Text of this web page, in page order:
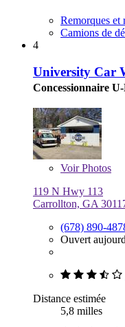
Remorques et
Camions de
4
University Car
Concessionnaire
VoirPhotos
119 N Hwy 113
Carrollton, GA
(678) 890-
Ouvert
Distance estimée
5,8 milles